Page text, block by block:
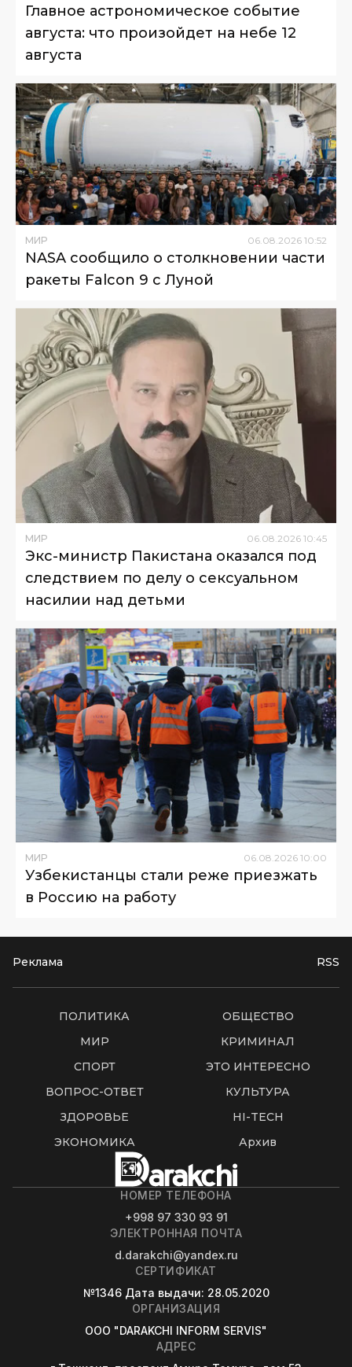
Главное астрономическое событие
августа: что произойдет на небе 12
августа
МИР 06.08.2026 10:52
NASA сообщило о столкновении части
ракеты Falcon 9 с Луной
МИР 06 08 2026 10:45
Экс-министр Пакистана оказался под
следствием по делу о сексуальном
насилии над детьми
МИР 06 08 2026 10:00
Узбекистанцы стали реже приезжать
в Россию на работу
Реклама RSS
ПОЛИТИКА
ОБЩЕСТВО
МИР
КРИМИНАЛ
СПОРТ
ЭТО ИНТЕРЕСНО
ВОПРОС-ОТВЕТ
КУЛЬТУРА
ЗДОРОВЬЕ
HI-TECH
ЭКОНОМИКА
Архив
НОМЕР ТЕЛЕФОНА
+998 97 330 93 91
ЭЛЕКТРОННАЯ ПОЧТА
d.darakchi@yandex.ru
СЕРТИФИКАТ
№1346 Дата выдачи: 28.05.2020
ОРГАНИЗАЦИЯ
OOO "DARAKCHI INFORM SERVIS"
АДРЕС